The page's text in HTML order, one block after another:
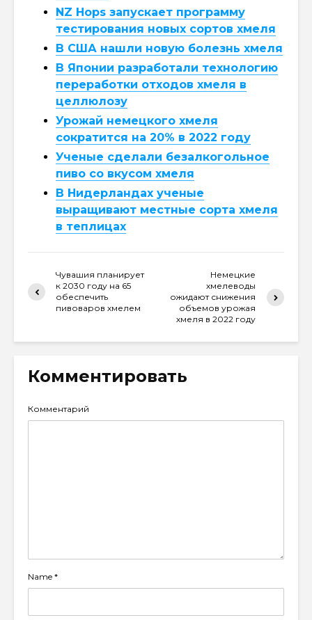
NZ Hops запускает программу
тестирования новых сортов хмеля
В США нашли новую болезнь хмеля
В Японии разработали технологию
переработки отходов хмеля в
целлюлозу
Урожай немецкого хмеля
сократится на 20% в 2022 году
Ученые сделали безалкогольное
пиво со вкусом хмеля
В Нидерландах ученые
выращивают местные сорта хмеля
в теплицах
Чувашия планирует
к 2030 году на 65
обеспечить
пивоваров хмелем
Немецкие
хмелеводы
ожидают снижения
объемов урожая
хмеля в 2022 году
Комментировать
Комментарий
Name *